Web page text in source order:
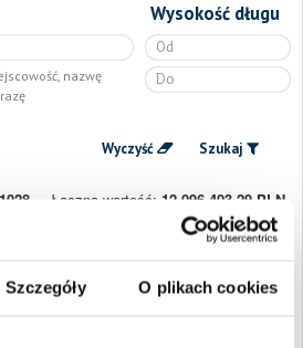
Szczegóły O plikach cookies
nazwę
Wysokość długu
Wyczyść Szukaj
1028 Łączna wartość: 12 096 403,29 PLN
Data
4 424,05 PLN
4 sierpnia